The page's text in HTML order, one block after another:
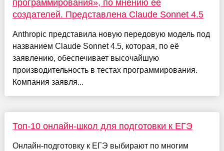
программирования», по мнению её
создателей. Представлена Claude Sonnet 4.5
Anthropic представила новую передовую модель под
названием Claude Sonnet 4.5, которая, по её
заявлению, обеспечивает высочайшую
производительность в тестах программирования.
Компания заявля...
Топ-10 онлайн-школ для подготовки к ЕГЭ
Онлайн-подготовку к ЕГЭ выбирают по многим